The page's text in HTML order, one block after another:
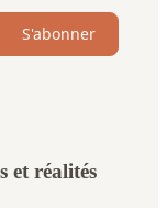
S'abonner
et réalités